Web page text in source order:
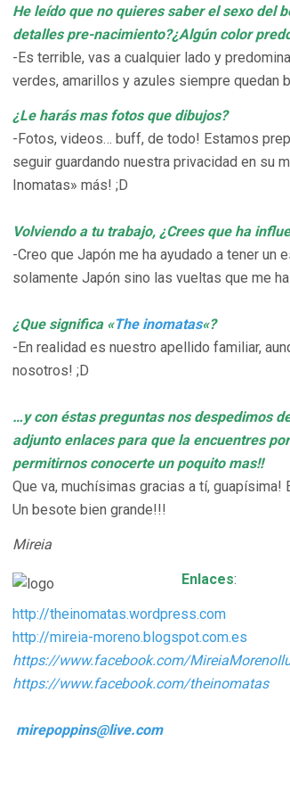
He leído que no quieres saber el sexo del
detalles pre-nacimiento?¿Algún color
-Es terrible, vas a cualquier lado y
verdes, amarillos y azules siempre quedan
¿Le harás mas fotos que dibujos?
-Fotos, videos… buff, de todo! Estamos
seguir guardando nuestra privacidad en su
Inomatas» más! ;D
Volviendo a tu trabajo, ¿Crees que ha
-Creo que Japón me ha ayudado a tener
solamente Japón sino las vueltas que me
¿Que significa «The inomatas«?
-En realidad es nuestro apellido familiar,
nosotros! ;D
…y con éstas preguntas nos despedimos
adjunto enlaces para que la encuentres
permitirnos conocerte un poquito mas!!
Que va, muchísimas gracias a tí, guapísima!
Un besote bien grande!!!
Mireia
Enlaces:
http://theinomatas.wordpress.com
http://mireia-moreno.blogspot.com.es
https://www.facebook.com/
https://www.facebook.com/theinomatas
mirepoppins@live.com